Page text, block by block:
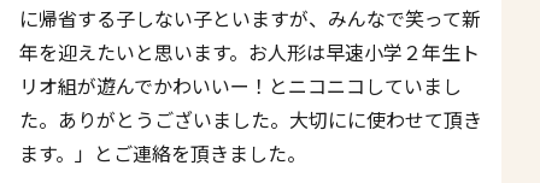
に帰省する子しない子といますが、みんなで笑って新
年を迎えたいと思います。お人形は早速小学２年生ト
リオ組が遊んでかわいいー！とニコニコしていまし
た。ありがとうございました。大切にに使わせて頂き
ます。」とご連絡を頂きました。